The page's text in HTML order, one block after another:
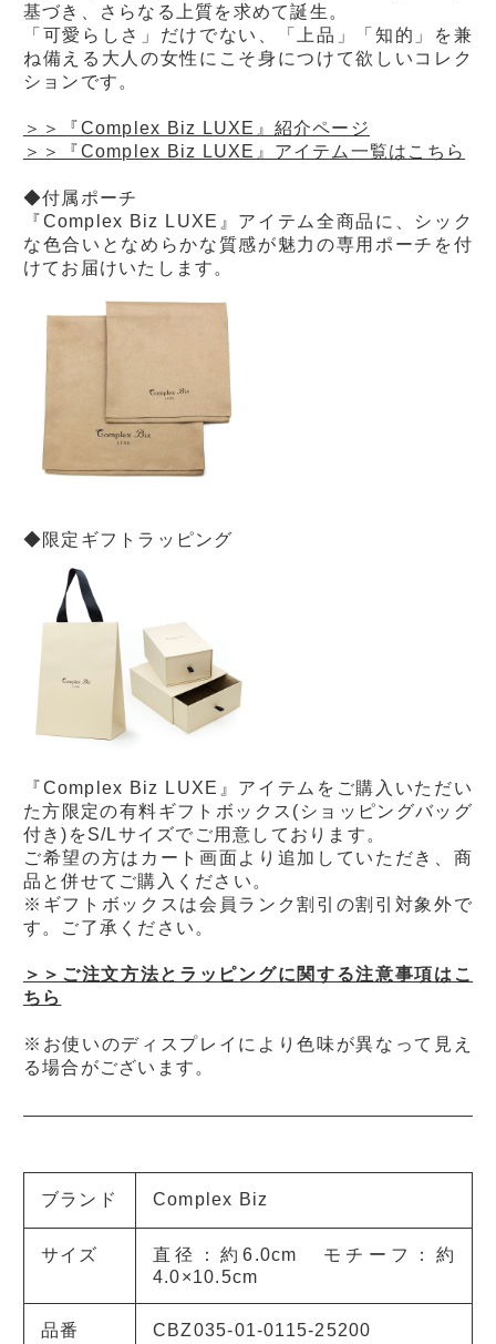
基づき、さらなる上質を求めて誕生。
「可愛らしさ」だけでない、「上品」「知的」を兼
ね備える大人の女性にこそ身につけて欲しいコレク
ションです。
＞＞『Complex Biz LUXE』紹介ページ
＞＞『Complex Biz LUXE』アイテム一覧はこちら
◆付属ポーチ
『Complex Biz LUXE』アイテム全商品に、シック
な色合いとなめらかな質感が魅力の専用ポーチを付
けてお届けいたします。
◆限定ギフトラッピング
『Complex Biz LUXE』アイテムをご購入いただい
た方限定の有料ギフトボックス(ショッピングバッグ
付き)をS/Lサイズでご用意しております。
ご希望の方はカート画面より追加していただき、商
品と併せてご購入ください。
※ギフトボックスは会員ランク割引の割引対象外で
す。ご了承ください。
＞＞ご注文方法とラッピングに関する注意事項はこ
ちら
※お使いのディスプレイにより色味が異なって見え
る場合がございます。
ブランド Complex Biz
サイズ
直径：約6.0cm モチーフ：約
4.0×10.5cm
品番 CBZ035-01-0115-25200